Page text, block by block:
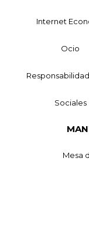
Internet
Ocio
Sociales
Mesa